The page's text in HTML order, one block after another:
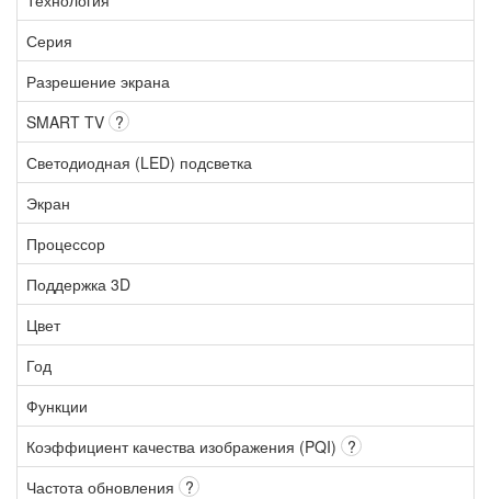
Серия
Разрешение экрана
SMART TV ?
Светодиодная (LED) подсветка
Экран
Процессор
Поддержка 3D
Цвет
Год
Функции
Коэффициент качества изображения (PQI) ?
Частота обновления ?